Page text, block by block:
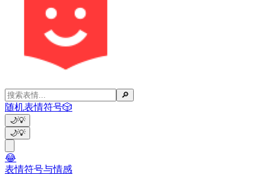
🔎
随机表情符号🎲
🌙💡
🌙💡
😂
表情符号与情感